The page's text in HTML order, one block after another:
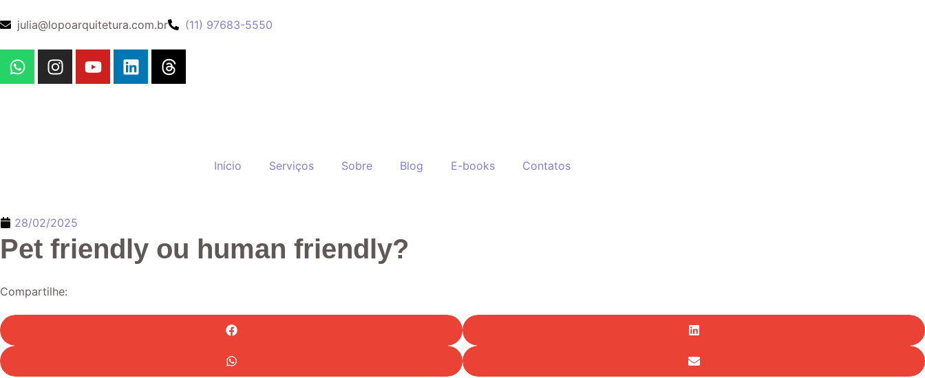
julia@lopoarquitetura.com.br (11) 97683-5550
Início Serviços Sobre Blog E-books Contatos
28/02/2025
Pet friendly ou human friendly?
Compartilhe: